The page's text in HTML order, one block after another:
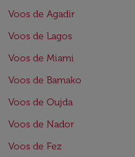
Voos de Agadir
Voos de Lagos
Voos de Miami
Voos de Bamako
Voos de Oujda
Voos de Nador
Voos de Fez